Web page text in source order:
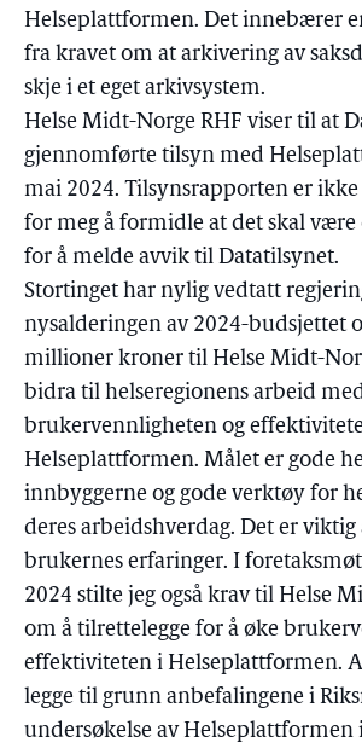
Helseplattformen. Det innebærer
fra kravet om at arkivering av
skje i et eget arkivsystem.
Helse Midt-Norge RHF viser til at
gjennomførte tilsyn med
mai 2024. Tilsynsrapporten er
for meg å formidle at det skal være
for å melde avvik til Datatilsynet.
Stortinget har nylig vedtatt
nysalderingen av 2024-budsjettet
millioner kroner til Helse Midt-
bidra til helseregionens arbeid
brukervennligheten og
Helseplattformen. Målet er gode
innbyggerne og gode verktøy for
deres arbeidshverdag. Det er
brukernes erfaringer. I
2024 stilte jeg også krav til Helse
om å tilrettelegge for å øke
effektiviteten i Helseplattformen.
legge til grunn anbefalingene i
undersøkelse av Helseplattformen